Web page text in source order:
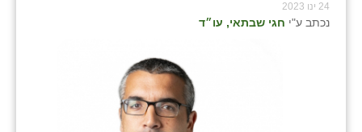
24 ינו 2023
נכתב ע"י חגי שבתאי, עו״ד